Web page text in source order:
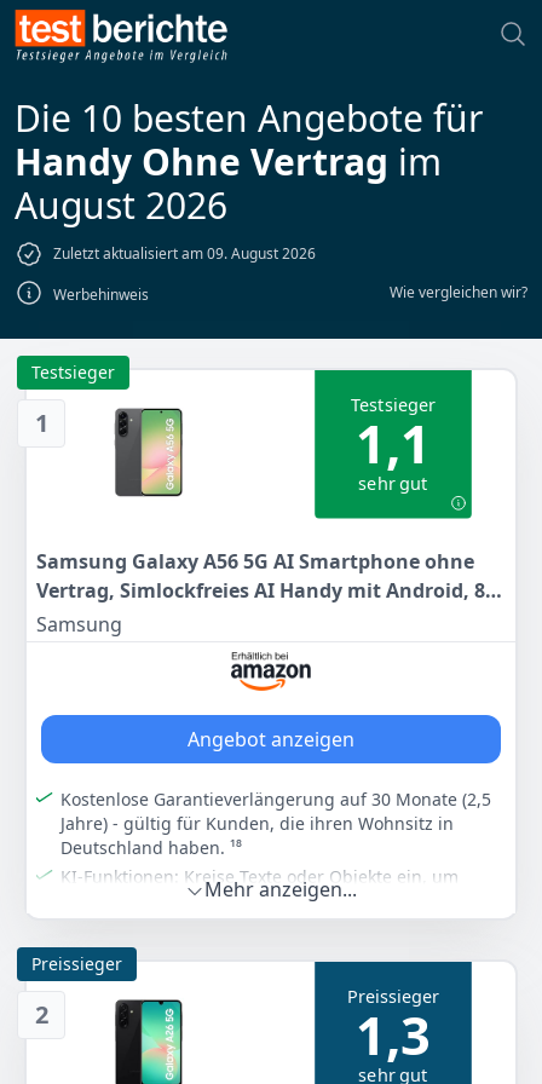
Die 10 besten Angebote für
Handy Ohne Vertrag im
August 2026
Zuletzt aktualisiert am 09. August 2026
Werbehinweis
Wie vergleichen wir?
1
Testsieger
Testsieger
1,1
sehr gut
Samsung Galaxy A56 5G AI Smartphone ohne
Vertrag, Simlockfreies AI Handy mit Android, 8
GB RAM, 128 GB Speicher, 50-MP-Kamera,
Awesome Graphite, 2,5 Jahre Herstellergarantie
[Exklusiv auf Amazon]
Samsung
Angebot anzeigen
Kostenlose Garantieverlängerung auf 30 Monate (2,5
Jahre) - gültig für Kunden, die ihren Wohnsitz in
Deutschland haben. ¹⁸
KI-Funktionen: Kreise Texte oder Objekte ein, um
Google-Suchergebnisse zu erhalten, Verwende den
Objektradierer, um Personen aus Bildhintergründen
zu entfernen, Nutze Bewegungsfotos, um die besten
Gesichtsaufnahmen für tolle Gruppenfotos
auszuwählen ¹ ² ³
Kamera: Fantastische Fotos und Videos dank einer 50-
MP-Kamera, die Bilder durch Erkennung von
Elementen wie Himmel, Haut und Gras anpasst,
Mehr anzeigen...
2
Preissieger
Preissieger
1,3
sehr gut